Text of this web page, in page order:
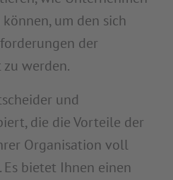
um den sich
der
werden.
und
die die Vorteile der
Organisation voll
bietet Ihnen einen